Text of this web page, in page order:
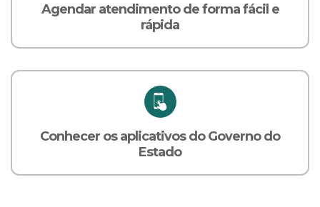
Agendar atendimento de forma fácil e
rápida
Conhecer os aplicativos do Governo do
Estado